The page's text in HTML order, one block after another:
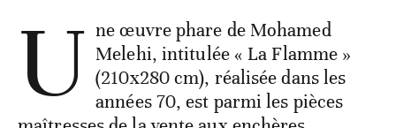
U ne œuvre phare de Mohamed
Melehi, intitulée « La Flamme »
(210x280 cm), réalisée dans les
années 70, est parmi les pièces